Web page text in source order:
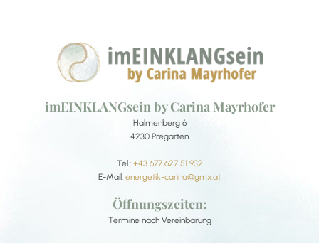
imEINKLANGsein by Carina Mayrhofer
Halmenberg 6
4230 Pregarten
Tel.: +43 677 627 51 932
E-Mail: energetik-carina@gmx.at
Öffnungszeiten:
Termine nach Vereinbarung